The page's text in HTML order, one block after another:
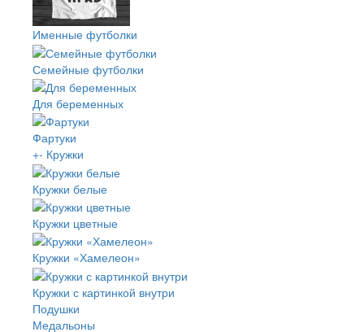
Именные футболки
Семейные футболки
Для беременных
Фартуки
+- Кружки
Кружки белые
Кружки цветные
Кружки «Хамелеон»
Кружки с картинкой внутри
Подушки
Медальоны